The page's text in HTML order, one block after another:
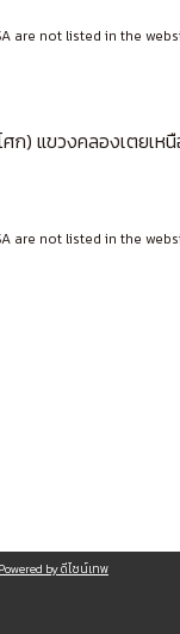
are not listed in the
) แขวงคลองเตยเห
are not listed in the
Powered by ดีไซน์เทพ